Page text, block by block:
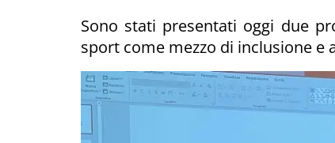
Sono stati presentati oggi due
sport come mezzo di inclusione e